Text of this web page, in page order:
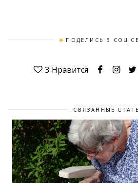
ПОДЕЛИСЬ В СОЦ
3 Нравится
СВЯЗАННЫЕ